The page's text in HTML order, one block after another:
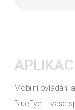
Mobilní ovládání
BlueEye – vaše